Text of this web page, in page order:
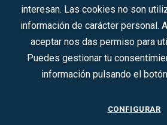
Síguenos en redes
CONTACTO
interesan. Las cookies no son
información de carácter personal.
aceptar nos das permiso para
Puedes gestionar tu
información pulsando el
CONFIGURAR